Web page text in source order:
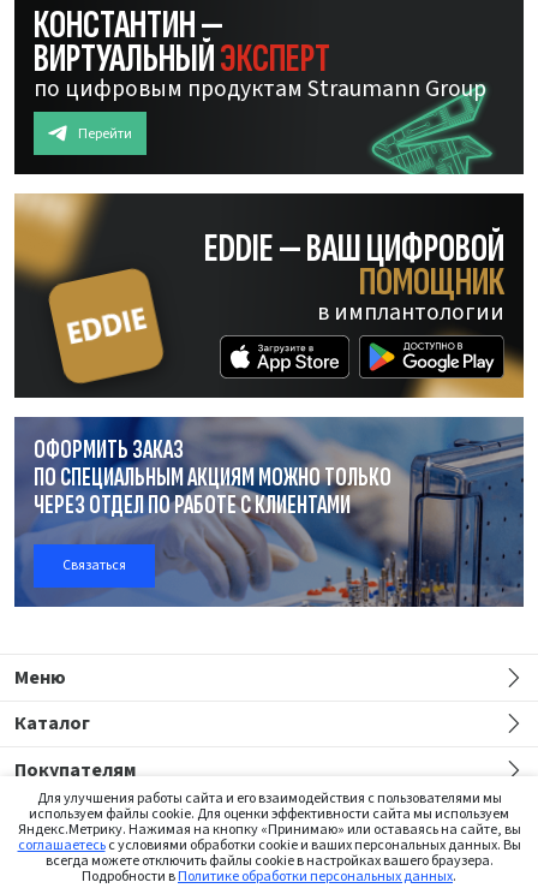
КОНСТАНТИН —
ВИРТУАЛЬНЫЙЭКСПЕРТ
по цифровым продуктам Straumann Group
Перейти
EDDIE — ВАШ ЦИФРОВОЙ
ПОМОЩНИК
в имплантологии
ОФОРМИТЬ ЗАКАЗ
ПО СПЕЦИАЛЬНЫМ АКЦИЯМ МОЖНО ТОЛЬКО
ЧЕРЕЗ ОТДЕЛПО РАБОТЕС КЛИЕНТАМИ
Связаться
Меню
Каталог
Покупателям
Для улучшения работы сайта и его взаимодействия с пользователями мы
используем файлы cookie. Для оценки эффективности сайта мы используем
Яндекс.Метрику. Нажимая на кнопку «Принимаю» или оставаясь на сайте, вы
соглашаетесьс условиями обработки cookie и ваших персональных данных. Вы
всегда можете отключить файлы cookie в настройках вашего браузера.
Подробности вПолитике обработки персональных данных.